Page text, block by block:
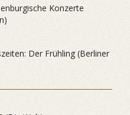
Konzerte
Der Frühling (Berliner